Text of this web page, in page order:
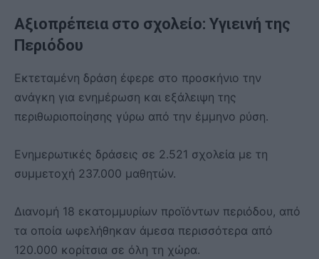
Αξιοπρέπεια στο σχολείο: Υγιεινή της
Περιόδου
Εκτεταμένη δράση έφερε στο προσκήνιο την
ανάγκη για ενημέρωση και εξάλειψη της
περιθωριοποίησης γύρω από την έμμηνο ρύση.
Ενημερωτικές δράσεις σε 2.521 σχολεία με τη
συμμετοχή 237.000 μαθητών.
Διανομή 18 εκατομμυρίων προϊόντων περιόδου, από
τα οποία ωφελήθηκαν άμεσα περισσότερα από
120.000 κορίτσια σε όλη τη χώρα.